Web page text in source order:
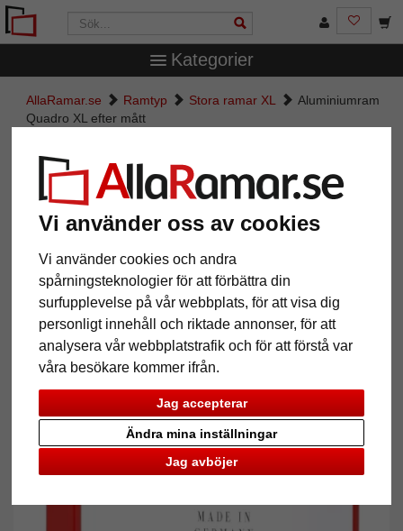
Vi använder oss av cookies
Vi använder cookies och andra
spårningsteknologier för att förbättra din
surfupplevelse på vår webbplats, för att visa dig
personligt innehåll och riktade annonser, för att
analysera vår webbplatstrafik och för att förstå var
våra besökare kommer ifrån.
Jag accepterar
Jag avböjer
Ändra mina inställningar
Kategorier
AllaRamar.se Ramtyp Stora ramar XL
Aluminiumram
Quadro XL efter mått
Aluminiumram Quadro XL efter
mått